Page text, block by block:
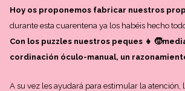
Hoy os proponemos fabricar nuestros
durante esta cuarentena ya los habéis hecho
Con los puzzles nuestros peques 👧
cordinación óculo-manual, un
A su vez les ayudará para estimular la